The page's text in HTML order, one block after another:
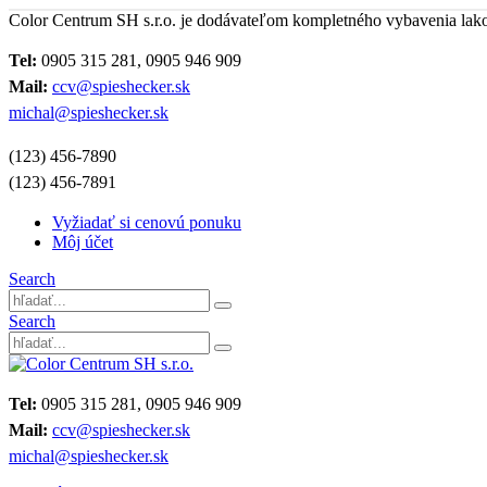
Color Centrum SH s.r.o. je dodávateľom kompletného vybavenia
Tel: 0905 315 281, 0905 946 909
Mail: ccv@spieshecker.sk
michal@spieshecker.sk
(123) 456-7890
(123) 456-7891
Vyžiadať si cenovú ponuku
Môj účet
Search
Search
Tel: 0905 315 281, 0905 946 909
Mail: ccv@spieshecker.sk
michal@spieshecker.sk